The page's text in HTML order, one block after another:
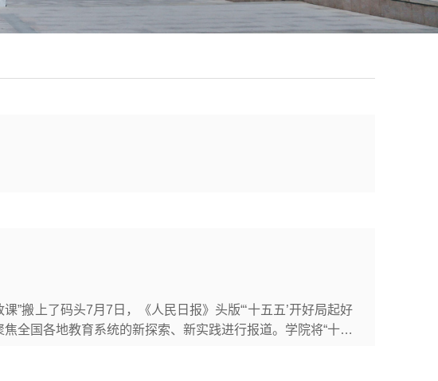
”搬上了码头7月7日，《人民日报》头版“‘十五五’开好局起好
全国各地教育系统的新探索、新实践进行报道。学院将“十五